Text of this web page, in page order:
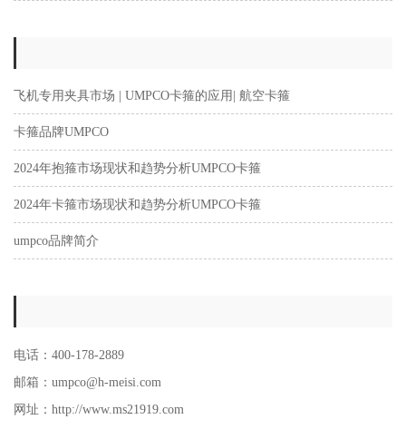
飞机专用夹具市场 | UMPCO卡箍的应用| 航空卡箍
卡箍品牌UMPCO
2024年抱箍市场现状和趋势分析UMPCO卡箍
2024年卡箍市场现状和趋势分析UMPCO卡箍
umpco品牌简介
电话：400-178-2889
邮箱：umpco@h-meisi.com
网址：http://www.ms21919.com